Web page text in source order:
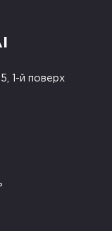
1-й поверх